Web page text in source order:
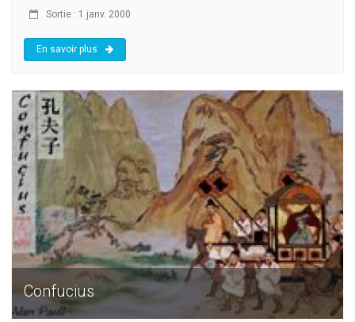
Sortie : 1 janv. 2000
En savoir plus
Confucius